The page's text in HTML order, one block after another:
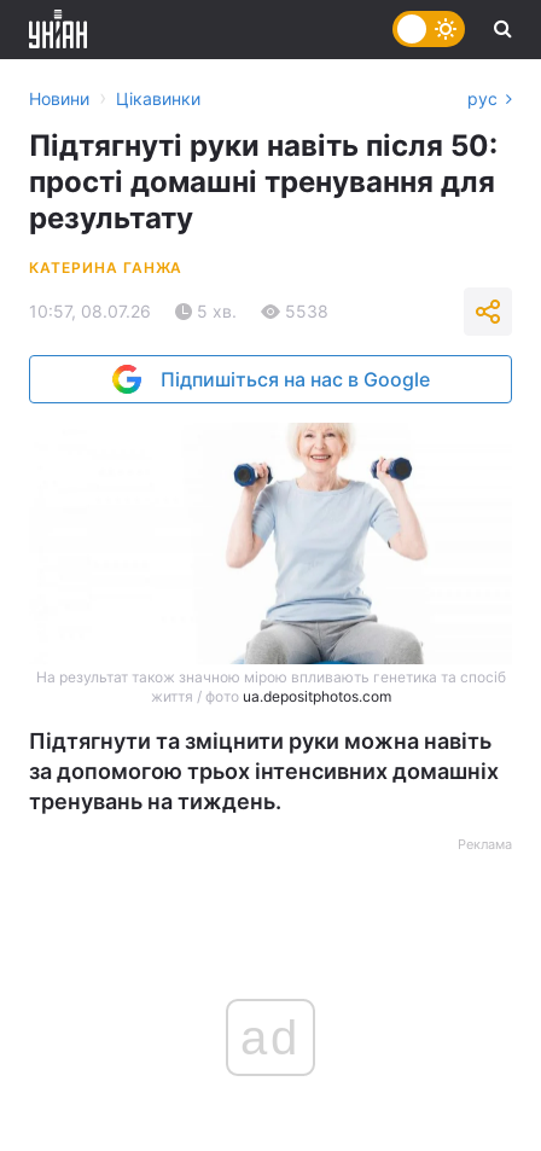
Новини › Цікавинки рус
Підтягнуті руки навіть після 50:
прості домашні тренування для
результату
КАТЕРИНА ГАНЖА
10:57, 08.07.26 5 хв. 5538
Підпишіться на нас в Google
На результат також значною мірою впливають генетика та спосіб
життя / фото ua.depositphotos.com
Підтягнути та зміцнити руки можна навіть
за допомогою трьох інтенсивних домашніх
тренувань на тиждень.
Реклама
ad